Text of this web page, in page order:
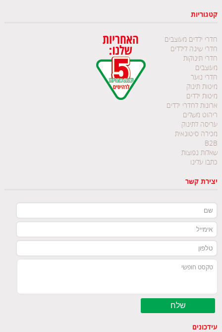
קטגוריות
חדרי ילדים מעוצבים
חדרי שינה לילדים
חדרי תינוקות
מעוצבים
חדרי נוער
מיטות תינוק
מיטות ילדים
ארונות לחדרי ילדים
ריהוט משלים
עריסה לתינוק
מכירה סיטונאית
B2B
שאלות נפוצות
כתבו עלינו
יצירת קשר
עידכונים